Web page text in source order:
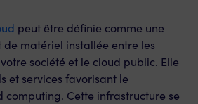
peut être définie comme une
de matériel installée entre les
société et le cloud public. Elle
et services favorisant le
computing. Cette infrastructure se